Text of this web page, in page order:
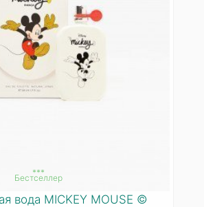
***
Бестселлер
вода MICKEY MOUSE ©